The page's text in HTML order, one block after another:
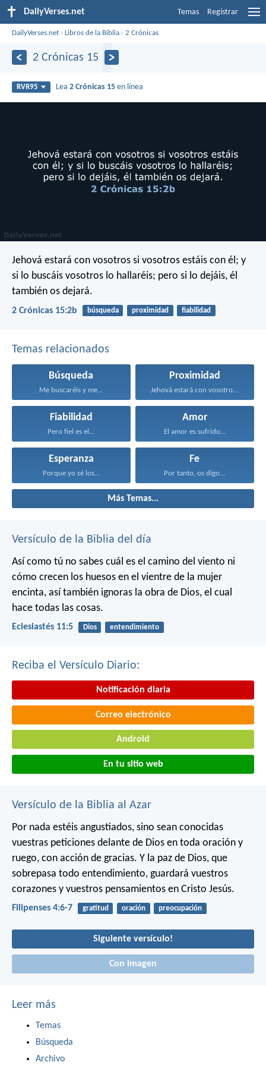
DailyVerses.net Temas Registrar
DailyVerses.net ›Libros de la Biblia ›2 Crónicas
2 Crónicas 15
RVR95 Lea2 Crónicas 15 en línea
Jehová estará con vosotros si vosotros estáis con él; y
si lo buscáis vosotros lo hallaréis; pero si lo dejáis, él
también os dejará.
2 Crónicas 15:2b búsqueda proximidad fiabilidad
Temas relacionados
Búsqueda
Me buscaréis y me...
Proximidad
Jehová estará con vosotros...
Fiabilidad
Pero fiel es el...
Amor
El amor es sufrido...
Esperanza
Porque yo sé los...
Fe
Por tanto, os digo...
Más Temas...
Versículo de la Biblia del día
Así como tú no sabes cuál es el camino del viento ni
cómo crecen los huesos en el vientre de la mujer
encinta, así también ignoras la obra de Dios, el cual
hace todas las cosas.
Eclesiastés 11:5 Dios entendimiento
Reciba el Versículo Diario:
Notificación diaria
Correo electrónico
Android
En tu sitio web
Versículo de la Biblia al Azar
Por nada estéis angustiados, sino sean conocidas
vuestras peticiones delante de Dios en toda oración y
ruego, con acción de gracias. Y la paz de Dios, que
sobrepasa todo entendimiento, guardará vuestros
corazones y vuestros pensamientos en Cristo Jesús.
Filipenses 4:6-7 gratitud oración preocupación
Siguiente versículo!
Con imagen
Leer más
Temas
Búsqueda
Archivo